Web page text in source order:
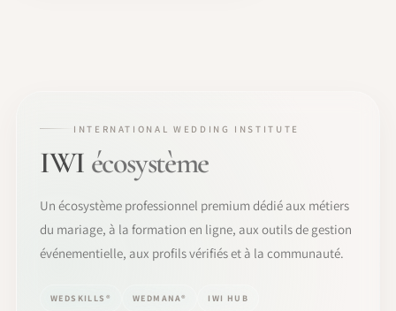
INTERNATIONAL WEDDING INSTITUTE
IWI écosystème
Un écosystème professionnel premium dédié aux métiers
du mariage, à la formation en ligne, aux outils de gestion
événementielle, aux profils vérifiés et à la communauté.
WEDSKILLS® WEDMANA® IWI HUB